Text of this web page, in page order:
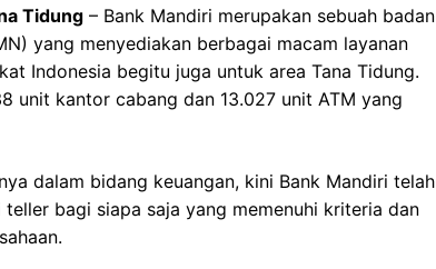
Tidung – Bank Mandiri merupakan sebuah badan
yang menyediakan berbagai macam layanan
Indonesia begitu juga untuk area Tana Tidung.
unit kantor cabang dan 13.027 unit ATM yang
dalam bidang keuangan, kini Bank Mandiri telah
bagi siapa saja yang memenuhi kriteria dan